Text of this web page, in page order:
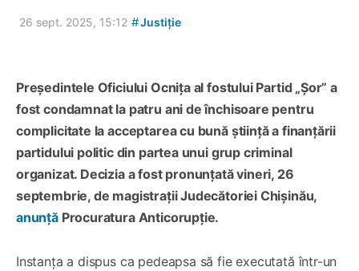
26 sept. 2025, 15:12 #Justiție
Președintele Oficiului Ocnița al fostului Partid „Șor” a
fost condamnat la patru ani de închisoare pentru
complicitate la acceptarea cu bună știință a finanțării
partidului politic din partea unui grup criminal
organizat. Decizia a fost pronunțată vineri, 26
septembrie, de magistrații Judecătoriei Chișinău,
anunțăProcuratura Anticorupție.
Instanța a dispus ca pedeapsa să fie executată într-un